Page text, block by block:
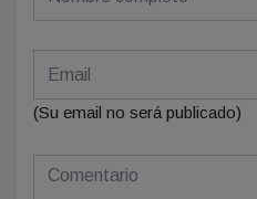
(Su email no será publicado)